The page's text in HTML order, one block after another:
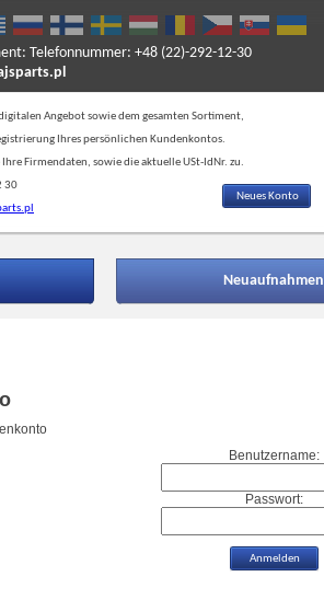
Telefonnummer: +48 (22)-292-12-30
Angebot sowie dem gesamten Sortiment,
Ihres persönlichen Kundenkontos.
Ihre Firmendaten, sowie die aktuelle USt-IdNr. zu.
30
Neues Konto
Neuaufnahmen
Benutzername:
Passwort: